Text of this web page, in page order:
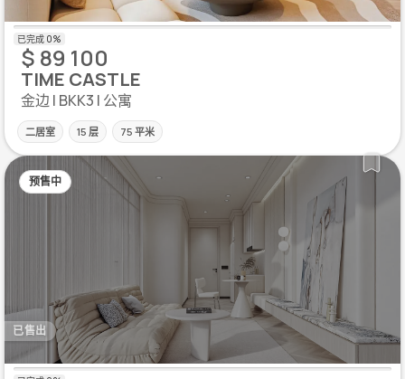
$ 89 100
TIME CASTLE
金边 | BKK3 | 公寓
二居室 15 层 75 平米
预售中
已售出